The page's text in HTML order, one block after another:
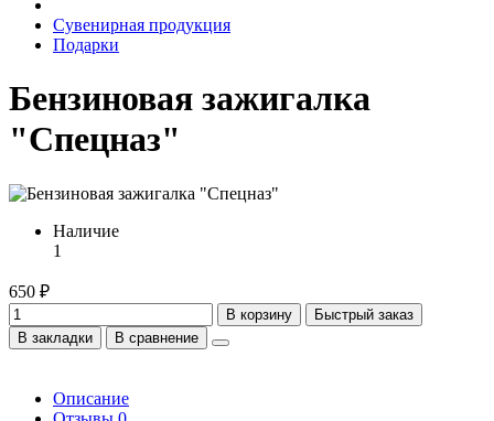
Сувенирная продукция
Подарки
Бензиновая зажигалка
"Спецназ"
Наличие
1
650 ₽
В корзину
Быстрый заказ
В закладки
В сравнение
Описание